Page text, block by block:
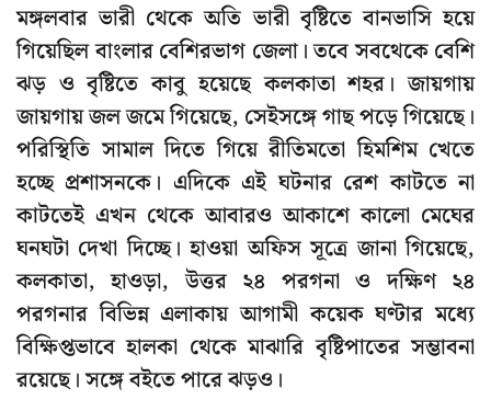
মঙ্গলবার ভারী থেকে অতি ভারী বৃষ্টিতে বানভাসি হয়ে
গিয়েছিল বাংলার বেশিরভাগ জেলা। তবে সবথেকে বেশি
ঝড় ও বৃষ্টিতে কাবু হয়েছে কলকাতা শহর। জায়গায়
জায়গায় জল জমে গিয়েছে, সেইসঙ্গে গাছ পড়ে গিয়েছে।
পরিস্থিতি সামাল দিতে গিয়ে রীতিমতো হিমশিম খেতে
হচ্ছে প্রশাসনকে। এদিকে এই ঘটনার রেশ কাটতে না
কাটতেই এখন থেকে আবারও আকাশে কালো মেঘের
ঘনঘটা দেখা দিচ্ছে। হাওয়া অফিস সূত্রে জানা গিয়েছে,
কলকাতা, হাওড়া, উত্তর ২৪ পরগনা ও দক্ষিণ ২৪
পরগনার বিভিন্ন এলাকায় আগামী কয়েক ঘণ্টার মধ্যে
বিক্ষিপ্তভাবে হালকা থেকে মাঝারি বৃষ্টিপাতের সম্ভাবনা
রয়েছে। সঙ্গে বইতে পারে ঝড়ও।